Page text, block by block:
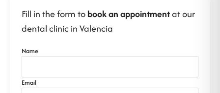
Fill in the form tobook an appointmentat our
dental clinic in Valencia
Name
Email